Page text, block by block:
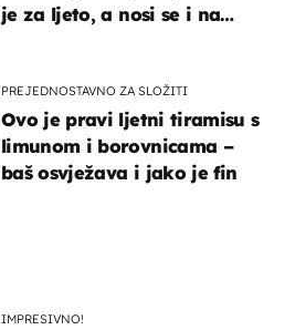
IMPRESIVNO!
je za ljeto, a nosi se i na
PREJEDNOSTAVNO ZA SLOŽITI
Ovo je pravi ljetni tiramisu s
limunom i borovnicama –
baš osvježava i jako je fin